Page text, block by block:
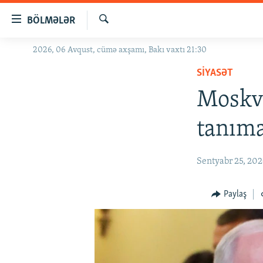
BÖLMƏLƏR
GÜNDƏM
Axtar
2026, 06 Avqust, cümə axşamı, Bakı vaxtı 21:30
SIYASƏT
Sentyabr 25,
Paylaş